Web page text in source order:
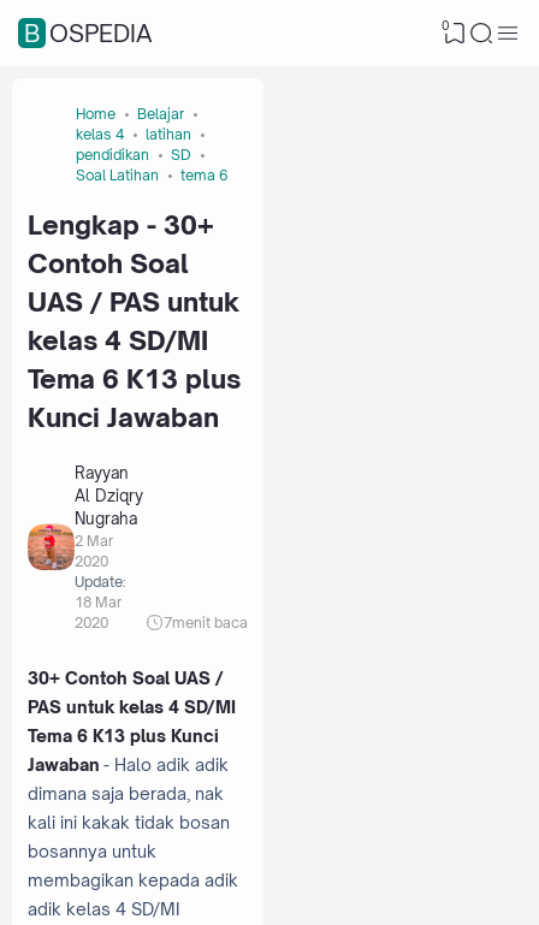
BOSPEDIA 0
Home
Belajar
kelas 4
latihan
pendidikan
SD
Soal Latihan
tema 6
Lengkap - 30+
Contoh Soal
UAS / PAS untuk
kelas 4 SD/MI
Tema 6 K13 plus
Kunci Jawaban
Rayyan
Al Dziqry
Nugraha
2 Mar
2020
Update:
18 Mar
2020
7menit baca
30+ Contoh Soal UAS /
PAS untuk kelas 4 SD/MI
Tema 6 K13 plus Kunci
Jawaban - Halo adik adik
dimana saja berada, nak
kali ini kakak tidak bosan
bosannya untuk
membagikan kepada adik
adik kelas 4 SD/MI